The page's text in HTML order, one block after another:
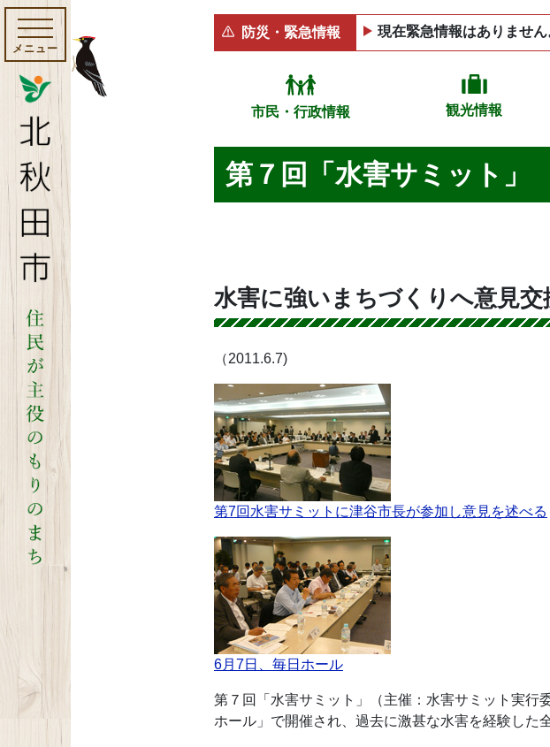
メニュー
防災・緊急情報 現在緊急情報はありません
市民・行政情報 観光情報
第７回「水害サミット」
水害に強いまちづくりへ意見交
（2011.6.7)
第7回水害サミットに津谷市長が参加し意見を述べる
6月7日、毎日ホール
第７回「水害サミット」（主催：水害サミット実行
ホール」で開催され、過去に激甚な水害を経験した